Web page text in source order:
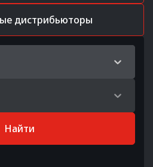
дистрибьюторы
Найти